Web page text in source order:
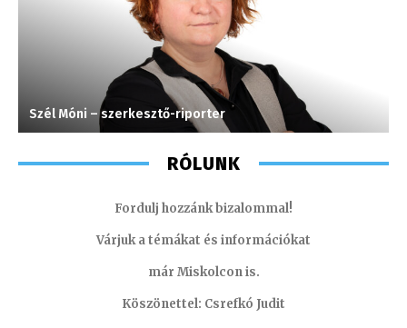
Szél Móni – szerkesztő-riporter
RÓLUNK
Fordulj hozzánk bizalommal!
Várjuk a témákat és információkat
már Miskolcon is.
Köszönettel: Csrefkó Judit